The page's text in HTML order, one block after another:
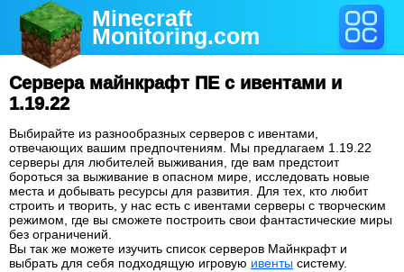
Minecraft
Monitoring.com
Сервера майнкрафт ПЕ с ивентами и
1.19.22
Выбирайте из разнообразных серверов с ивентами,
отвечающих вашим предпочтениям. Мы предлагаем 1.19.22
серверы для любителей выживания, где вам предстоит
бороться за выживание в опасном мире, исследовать новые
места и добывать ресурсы для развития. Для тех, кто любит
строить и творить, у нас есть с ивентами серверы с творческим
режимом, где вы сможете построить свои фантастические миры
без ограничений.
Вы так же можете изучить список серверов Майнкрафт и
выбрать для себя подходящую игровую ивенты систему.